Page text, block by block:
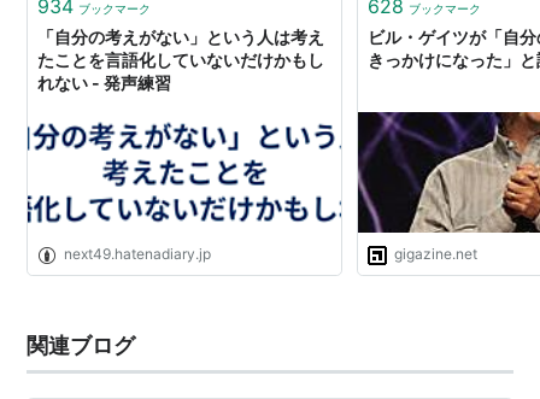
934 ブックマーク
「自分の考えがない」という人は考え
たことを言語化していないだけかもし
れない - 発声練習
next49.hatenadiary.jp
628 ブックマーク
ビル・ゲイツが「自
きっかけになった」
gigazine.net
関連ブログ